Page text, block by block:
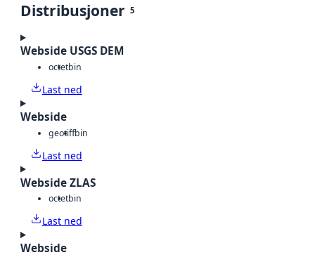
Distribusjoner 5
Webside USGS DEM
octetbin
Last ned
Webside
geotiffbin
Last ned
Webside ZLAS
octetbin
Last ned
Webside